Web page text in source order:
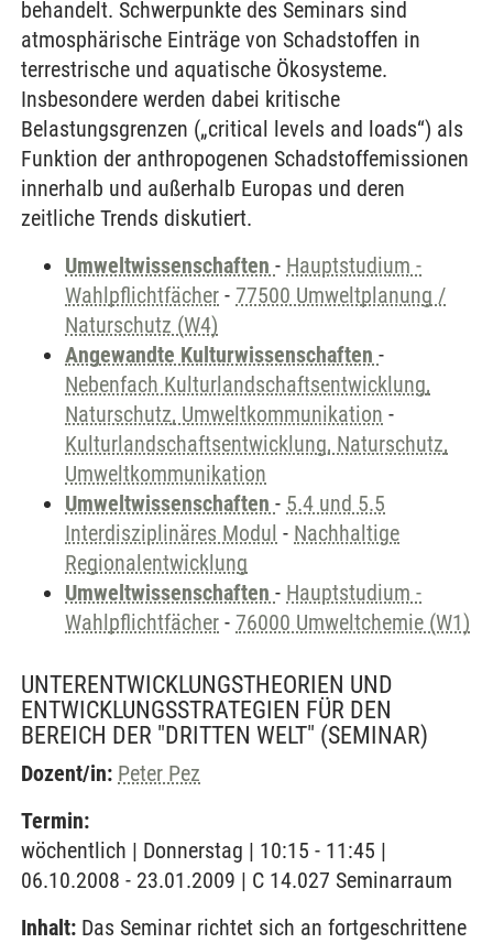
behandelt. Schwerpunkte des Seminars sind
atmosphärische Einträge von Schadstoffen in
terrestrische und aquatische Ökosysteme.
Insbesondere werden dabei kritische
Belastungsgrenzen („critical levels and loads“) als
Funktion der anthropogenen Schadstoffemissionen
innerhalb und außerhalb Europas und deren
zeitliche Trends diskutiert.
Umweltwissenschaften - Hauptstudium -
Wahlpflichtfächer - 77500 Umweltplanung /
Naturschutz (W4)
Angewandte Kulturwissenschaften -
Nebenfach Kulturlandschaftsentwicklung,
Naturschutz, Umweltkommunikation -
Kulturlandschaftsentwicklung, Naturschutz,
Umweltkommunikation
Umweltwissenschaften - 5.4 und 5.5
Interdisziplinäres Modul - Nachhaltige
Regionalentwicklung
Umweltwissenschaften - Hauptstudium -
Wahlpflichtfächer - 76000 Umweltchemie (W1)
UNTERENTWICKLUNGSTHEORIEN UND
ENTWICKLUNGSSTRATEGIEN FÜR DEN
BEREICH DER "DRITTEN WELT" (SEMINAR)
Dozent/in: Peter Pez
Termin:
wöchentlich | Donnerstag | 10:15 - 11:45 |
06.10.2008 - 23.01.2009 | C 14.027 Seminarraum
Inhalt: Das Seminar richtet sich an fortgeschrittene